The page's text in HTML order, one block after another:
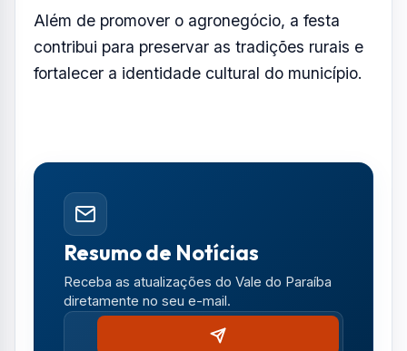
Além de promover o agronegócio, a festa
contribui para preservar as tradições rurais e
fortalecer a identidade cultural do município.
Resumo de Notícias
Receba as atualizações do Vale do Paraíba
diretamente no seu e-mail.